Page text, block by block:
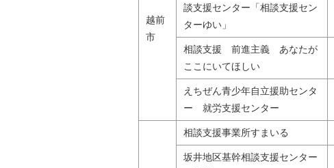
越前
市
談支援センター「相談支援セン
ターゆい」
相談支援 前進主義 あなたが
ここにいてほしい
えちぜん青少年自立援助センタ
ー 就労支援センター
相談支援事業所すまいる
坂井地区基幹相談支援センター